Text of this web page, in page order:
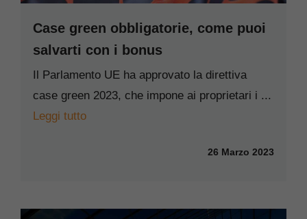
Case green obbligatorie, come puoi
salvarti con i bonus
Il Parlamento UE ha approvato la direttiva
case green 2023, che impone ai proprietari i ...
Leggi tutto
26 Marzo 2023